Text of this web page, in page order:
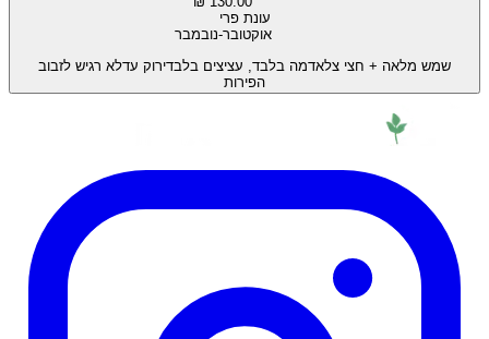
עונת פרי
אוקטובר-נובמבר
שמש מלאה + חצי צלאדמה בלבד, עציצים בלבדירוק עדלא רגיש לזבוב
הפירות